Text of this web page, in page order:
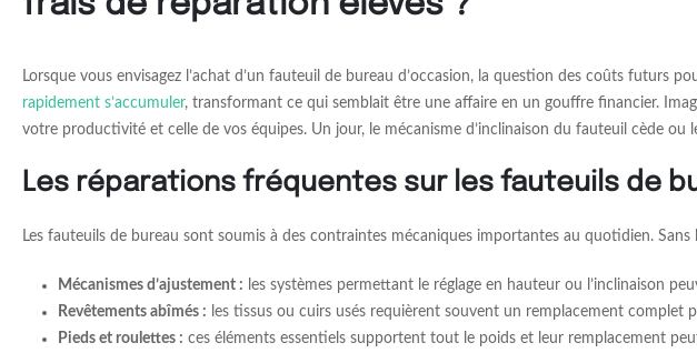
Lorsque vous envisagez l’achat d’un fauteuil de bureau d’occasion, la question des coûts futurs
rapidement s’accumuler, transformant ce qui semblait être une affaire en un gouffre financier.
votre productivité et celle de vos équipes. Un jour, le mécanisme d’inclinaison du fauteuil cède
Les réparations fréquentes sur les fauteuils de
Les fauteuils de bureau sont soumis à des contraintes mécaniques importantes au quotidien.
Mécanismes d’ajustement : les systèmes permettant le réglage en hauteur ou l’inclinaison
Revêtements abîmés : les tissus ou cuirs usés requièrent souvent un remplacement complet
Pieds et roulettes : ces éléments essentiels supportent tout le poids et leur remplacement